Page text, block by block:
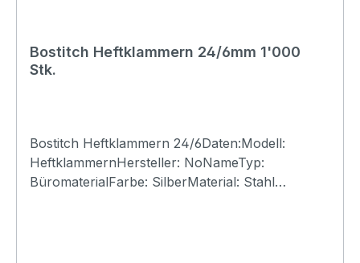
Bostitch Heftklammern 24/6mm 1'000
Stk.
Bostitch Heftklammern 24/6Daten:Modell:
HeftklammernHersteller: NoNameTyp:
BüromaterialFarbe: SilberMaterial: Stahl